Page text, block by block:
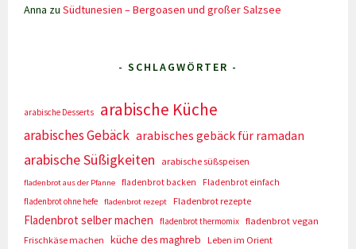
Anna zuSüdtunesien – Bergoasen und großer Salzsee
- SCHLAGWÖRTER -
arabische Desserts arabische Küche
arabisches Gebäck arabisches gebäck für ramadan
arabische Süßigkeiten arabische süßspeisen
fladenbrot aus der Pfanne fladenbrot backen
Fladenbrot einfach
fladenbrot ohne hefe
fladenbrot rezept Fladenbrot rezepte
Fladenbrot selber machen fladenbrot thermomix fladenbrot vegan
Frischkäse machen
küche des maghreb
Leben im Orient